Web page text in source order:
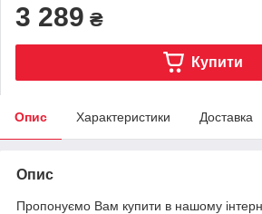
3 289 ₴
Купити
Опис Характеристики Доставка
Опис
Пропонуємо Вам купити в нашому